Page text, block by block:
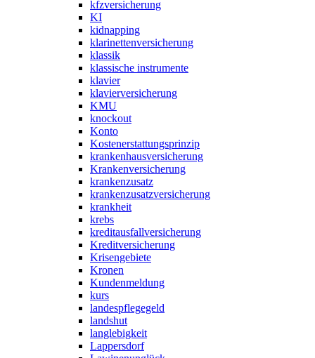
kfzversicherung
KI
kidnapping
klarinettenversicherung
klassik
klassische instrumente
klavier
klavierversicherung
KMU
knockout
Konto
Kostenerstattungsprinzip
krankenhausversicherung
Krankenversicherung
krankenzusatz
krankenzusatzversicherung
krankheit
krebs
kreditausfallversicherung
Kreditversicherung
Krisengebiete
Kronen
Kundenmeldung
kurs
landespflegegeld
landshut
langlebigkeit
Lappersdorf